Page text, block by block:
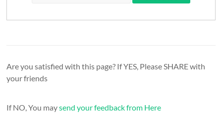
Are you satisfied with this page? If YES, Please SHARE with
your friends
If NO, You maysend your feedback from Here